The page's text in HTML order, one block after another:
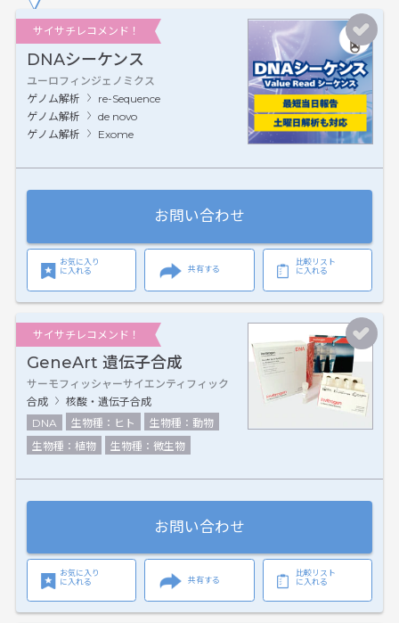
サイサチレコメンド！
DNAシーケンス
ユーロフィンジェノミクス
ゲノム解析
re-Sequence
ゲノム解析
de novo
ゲノム解析
Exome
お問い合わせ
お気に入り
に入れる
共有する
比較リスト
に入れる
サイサチレコメンド！
GeneArt 遺伝子合成
サーモフィッシャーサイエンティフィック
合成
核酸・遺伝子合成
DNA
生物種：ヒト
生物種：動物
生物種：植物
生物種：微生物
お問い合わせ
お気に入り
に入れる
共有する
比較リスト
に入れる